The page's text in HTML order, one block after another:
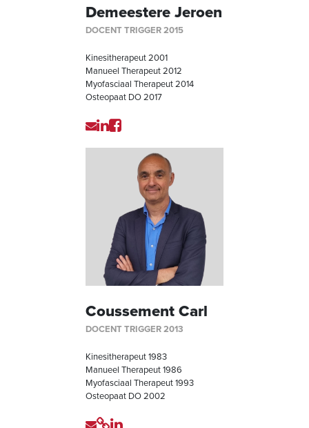
Demeestere Jeroen
DOCENT TRIGGER 2015
Kinesitherapeut 2001
Manueel Therapeut 2012
Myofasciaal Therapeut 2014
Osteopaat DO 2017
Coussement Carl
DOCENT TRIGGER 2013
Kinesitherapeut 1983
Manueel Therapeut 1986
Myofasciaal Therapeut 1993
Osteopaat DO 2002